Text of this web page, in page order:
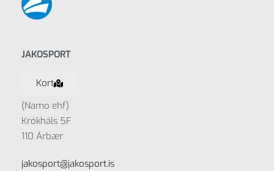
JAKOSPORT
Kort
(Namo ehf)
Krókháls 5F
110 Árbær
jakosport@jakosport.is